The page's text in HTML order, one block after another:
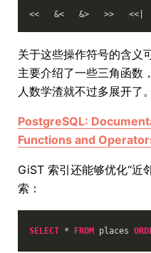
关于这些操作符号的含义
主要介绍了一些三角函数
人数学渣就不过多展开了。
PostgreSQL:
Functions and
GiST 索引还能够优化“近
索：
SELECT * FROM places